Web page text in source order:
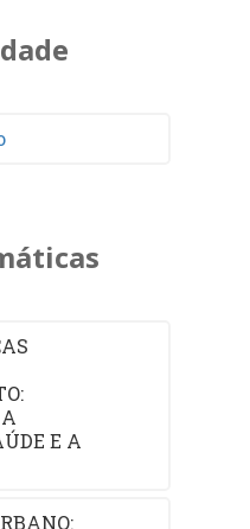
E A